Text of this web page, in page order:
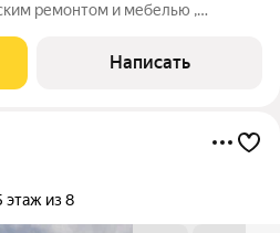
ремонтом и мебелью ,
Кулахметова 3. Для комфортного
Написать
этаж из 8